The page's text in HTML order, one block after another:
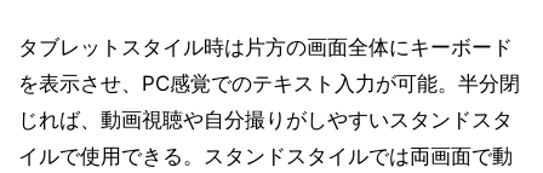
タブレットスタイル時は片方の画面全体にキーボード
を表示させ、PC感覚でのテキスト入力が可能。半分閉
じれば、動画視聴や自分撮りがしやすいスタンドスタ
イルで使用できる。スタンドスタイルでは両画面で動